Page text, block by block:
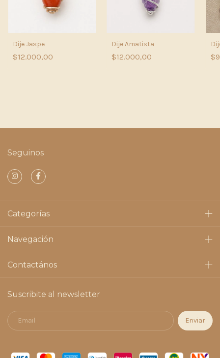
Dije Jaspe
$12.000,00
Dije Amatista
$12.000,00
Seguinos
Categorías
Navegación
Contactános
Suscribite al newsletter